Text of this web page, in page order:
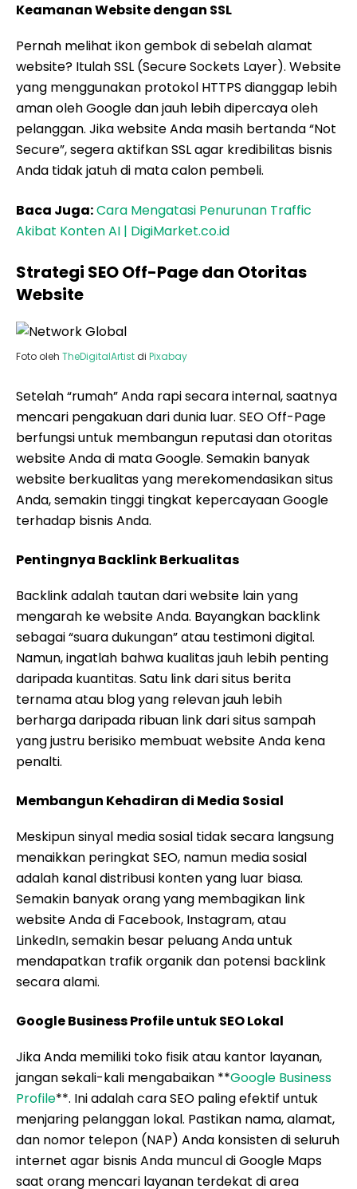
Keamanan Website dengan SSL
Pernah melihat ikon gembok di sebelah alamat
website? Itulah SSL (Secure Sockets Layer). Website
yang menggunakan protokol HTTPS dianggap lebih
aman oleh Google dan jauh lebih dipercaya oleh
pelanggan. Jika website Anda masih bertanda “Not
Secure”, segera aktifkan SSL agar kredibilitas bisnis
Anda tidak jatuh di mata calon pembeli.
Baca Juga:Cara Mengatasi Penurunan Traffic
Akibat Konten AI | DigiMarket.co.id
Strategi SEO Off-Page dan Otoritas
Website
Foto oleh TheDigitalArtist di Pixabay
Setelah “rumah” Anda rapi secara internal, saatnya
mencari pengakuan dari dunia luar. SEO Off-Page
berfungsi untuk membangun reputasi dan otoritas
website Anda di mata Google. Semakin banyak
website berkualitas yang merekomendasikan situs
Anda, semakin tinggi tingkat kepercayaan Google
terhadap bisnis Anda.
Pentingnya Backlink Berkualitas
Backlink adalah tautan dari website lain yang
mengarah ke website Anda. Bayangkan backlink
sebagai “suara dukungan” atau testimoni digital.
Namun, ingatlah bahwa kualitas jauh lebih penting
daripada kuantitas. Satu link dari situs berita
ternama atau blog yang relevan jauh lebih
berharga daripada ribuan link dari situs sampah
yang justru berisiko membuat website Anda kena
penalti.
Membangun Kehadiran di Media Sosial
Meskipun sinyal media sosial tidak secara langsung
menaikkan peringkat SEO, namun media sosial
adalah kanal distribusi konten yang luar biasa.
Semakin banyak orang yang membagikan link
website Anda di Facebook, Instagram, atau
LinkedIn, semakin besar peluang Anda untuk
mendapatkan trafik organik dan potensi backlink
secara alami.
Google Business Profile untuk SEO Lokal
Jika Anda memiliki toko fisik atau kantor layanan,
jangan sekali-kali mengabaikan **Google Business
Profile**. Ini adalah cara SEO paling efektif untuk
menjaring pelanggan lokal. Pastikan nama, alamat,
dan nomor telepon (NAP) Anda konsisten di seluruh
internet agar bisnis Anda muncul di Google Maps
saat orang mencari layanan terdekat di area